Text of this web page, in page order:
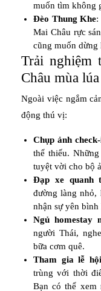
muốn tìm không
Đèo Thung Khe:
Mai Châu rực
cũng muốn dừng
Trải
Châu mùa
Ngoài việc ngắm
động thú vị:
Chụp ảnh
thể thiếu.
tuyệt vời cho bộ
Đạp xe quanh
đường làng nhỏ,
nhận sự yên bình
Ngủ homestay
người Thái,
bữa cơm quê.
Tham gia lễ
trùng với thời
Bạn có thể xem